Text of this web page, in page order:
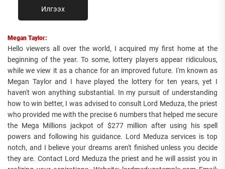
Илгээх
Megan Taylor:
Hello viewers all over the world, I acquired my first home at the
beginning of the year. To some, lottery players appear ridiculous,
while we view it as a chance for an improved future. I'm known as
Megan Taylor and I have played the lottery for ten years, yet I
haven't won anything substantial. In my pursuit of understanding
how to win better, I was advised to consult Lord Meduza, the priest
who provided me with the precise 6 numbers that helped me secure
the Mega Millions jackpot of $277 million after using his spell
powers and following his guidance. Lord Meduza services is top
notch, and I believe your dreams aren't finished unless you decide
they are. Contact Lord Meduza the priest and he will assist you in